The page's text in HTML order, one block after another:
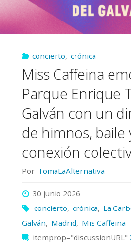
Día
calor
abrasador,
emoción
flor
de
y
un
concierto, crónica
Miss Caffeina
Parque Enrique
Galván con un
de himnos, baile
conexión
Por TomaLaAlternativa
30 junio 2026
concierto, crónica, La
Galván, Madrid, Mis Caffeina
itemprop="discussionURL"